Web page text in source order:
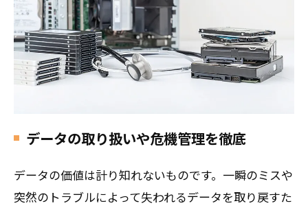
データの取り扱いや危機管理を徹底
データの価値は計り知れないものです。一瞬のミスや
突然のトラブルによって失われるデータを取り戻すた